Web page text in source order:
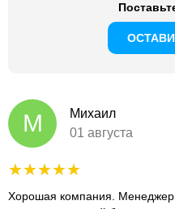
М
Михаил
01 августа
Хорошая компания. Менеджер